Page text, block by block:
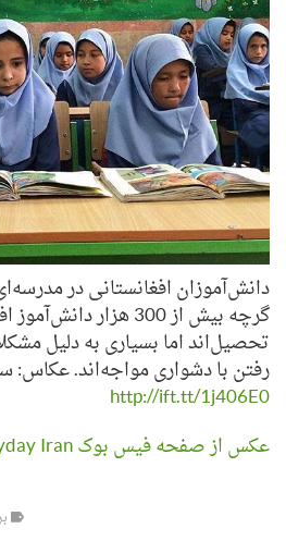
دانش‌آموزان افغانستانی در
گرچه بیش از 300 هزار دانش‌آموز افغان در
تحصیل‌اند اما بسیاری به دلیل
رفتن با دشواری مواجه‌اند.
http://ift.tt/1j406E0
عکس از صفحه فیس بوک Everyday Iran